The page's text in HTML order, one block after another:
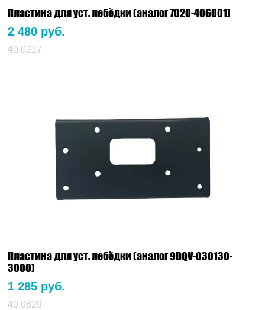
Пластина для уст. лебёдки (аналог 7020-406001)
2 480 руб.
40.0217
Пластина для уст. лебёдки (аналог 9DQV-030130-
3000)
1 285 руб.
40.0829